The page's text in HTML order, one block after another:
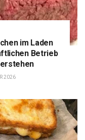
im Laden
Betrieb
2026